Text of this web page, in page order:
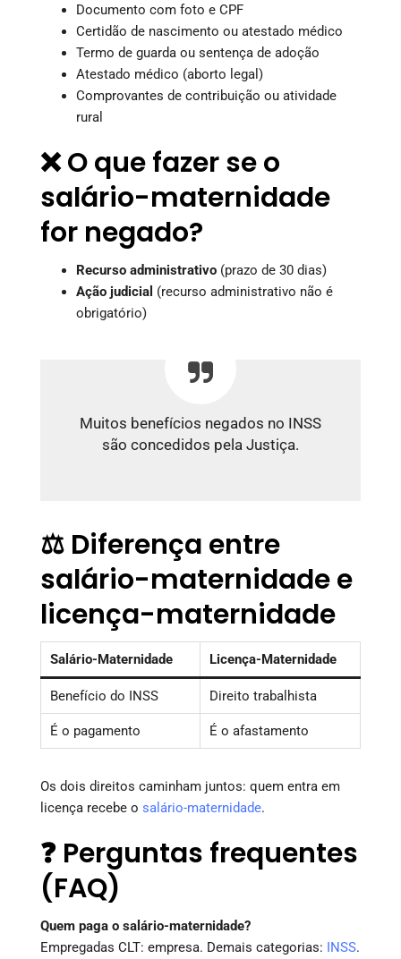
Documento com foto e CPF
Certidão de nascimento ou atestado médico
Termo de guarda ou sentença de adoção
Atestado médico (aborto legal)
Comprovantes de contribuição ou atividade
rural
❌ O que fazer se o
salário-maternidade
for negado?
Recurso administrativo (prazo de 30 dias)
Ação judicial (recurso administrativo não é
obrigatório)
Muitos benefícios negados no INSS
são concedidos pela Justiça.
⚖️ Diferença entre
salário-maternidade e
licença-maternidade
Salário-Maternidade Licença-Maternidade
Benefício do INSS Direito trabalhista
É o pagamento É o afastamento
Os dois direitos caminham juntos: quem entra em
licença recebe o salário-maternidade.
❓ Perguntas frequentes
(FAQ)
Quem paga o salário-maternidade?
Empregadas CLT: empresa. Demais categorias: INSS.